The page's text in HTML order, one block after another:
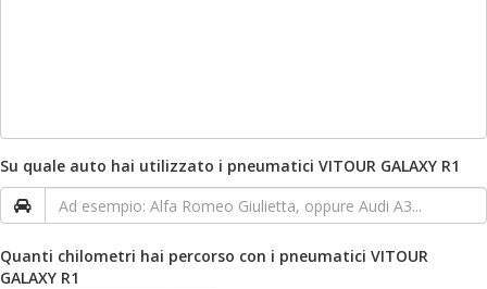
Su quale auto hai utilizzato i pneumatici VITOUR GALAXY R1
Quanti chilometri hai percorso con i pneumatici VITOUR
GALAXY R1